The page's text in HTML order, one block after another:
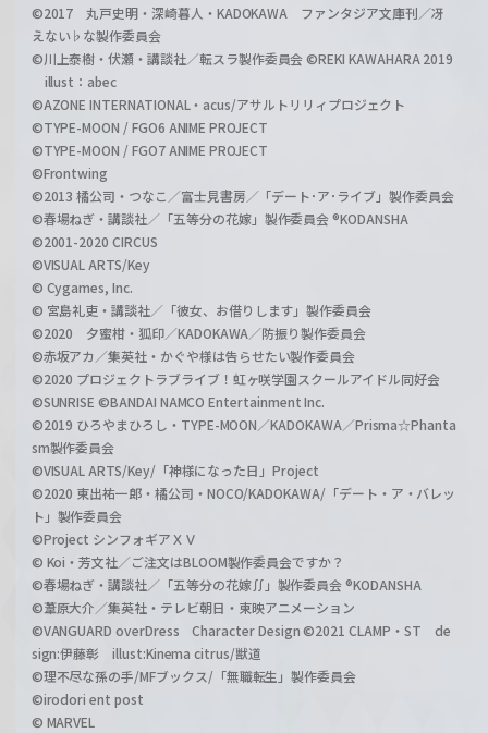
©2017 丸戸史明・深崎暮人・KADOKAWA ファンタジア文庫刊／冴
えない♭な製作委員会
©川上泰樹・伏瀬・講談社／転スラ製作委員会 ©REKI KAWAHARA 2019
illust：abec
©AZONE INTERNATIONAL・acus/アサルトリリィプロジェクト
©TYPE-MOON / FGO6 ANIME PROJECT
©TYPE-MOON / FGO7 ANIME PROJECT
©Frontwing
©2013 橘公司・つなこ／富士見書房／「デート･ア･ライブ」製作委員会
©春場ねぎ・講談社／「五等分の花嫁」製作委員会 ®KODANSHA
©2001-2020 CIRCUS
©VISUAL ARTS/Key
© Cygames, Inc.
© 宮島礼吏・講談社／「彼女、お借りします」製作委員会
©2020 夕蜜柑・狐印／KADOKAWA／防振り製作委員会
©赤坂アカ／集英社・かぐや様は告らせたい製作委員会
©2020 プロジェクトラブライブ！虹ヶ咲学園スクールアイドル同好会
©SUNRISE ©BANDAI NAMCO Entertainment Inc.
©2019 ひろやまひろし・TYPE-MOON／KADOKAWA／Prisma☆Phanta
sm製作委員会
©VISUAL ARTS/Key/「神様になった日」Project
©2020 東出祐一郎・橘公司・NOCO/KADOKAWA/「デート・ア・バレッ
ト」製作委員会
©Project シンフォギアＸＶ
© Koi・芳文社／ご注文はBLOOM製作委員会ですか？
©春場ねぎ・講談社／「五等分の花嫁∬」製作委員会 ®KODANSHA
©葦原大介／集英社・テレビ朝日・東映アニメーション
©VANGUARD overDress Character Design ©2021 CLAMP・ST de
sign:伊藤彰 illust:Kinema citrus/獣道
©理不尽な孫の手/MFブックス/「無職転生」製作委員会
©irodori ent post
© MARVEL